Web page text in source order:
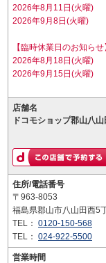
2026年8月11日(火曜)
2026年9月8日(火曜)
【臨時休業日のお知らせ
2026年8月18日(火曜)
2026年9月15日(火曜)
店舗名
ドコモショップ郡山八
住所/電話番号
〒963-8053
福島県郡山市八山田西5
TEL： 0120-150-568
TEL： 024-922-5500
営業時間